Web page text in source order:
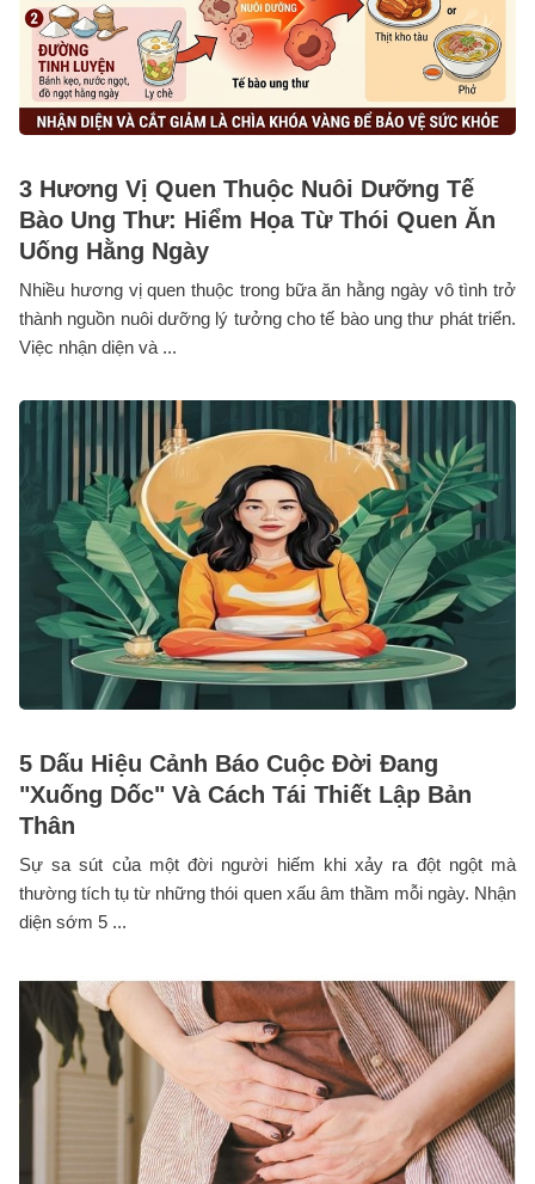
3 Hương Vị Quen Thuộc Nuôi Dưỡng Tế
Bào Ung Thư: Hiểm Họa Từ Thói Quen Ăn
Uống Hằng Ngày
Nhiều hương vị quen thuộc trong bữa ăn hằng ngày vô tình trở
thành nguồn nuôi dưỡng lý tưởng cho tế bào ung thư phát triển.
Việc nhận diện và ...
5 Dấu Hiệu Cảnh Báo Cuộc Đời Đang
"Xuống Dốc" Và Cách Tái Thiết Lập Bản
Thân
Sự sa sút của một đời người hiếm khi xảy ra đột ngột mà
thường tích tụ từ những thói quen xấu âm thầm mỗi ngày. Nhận
diện sớm 5 ...